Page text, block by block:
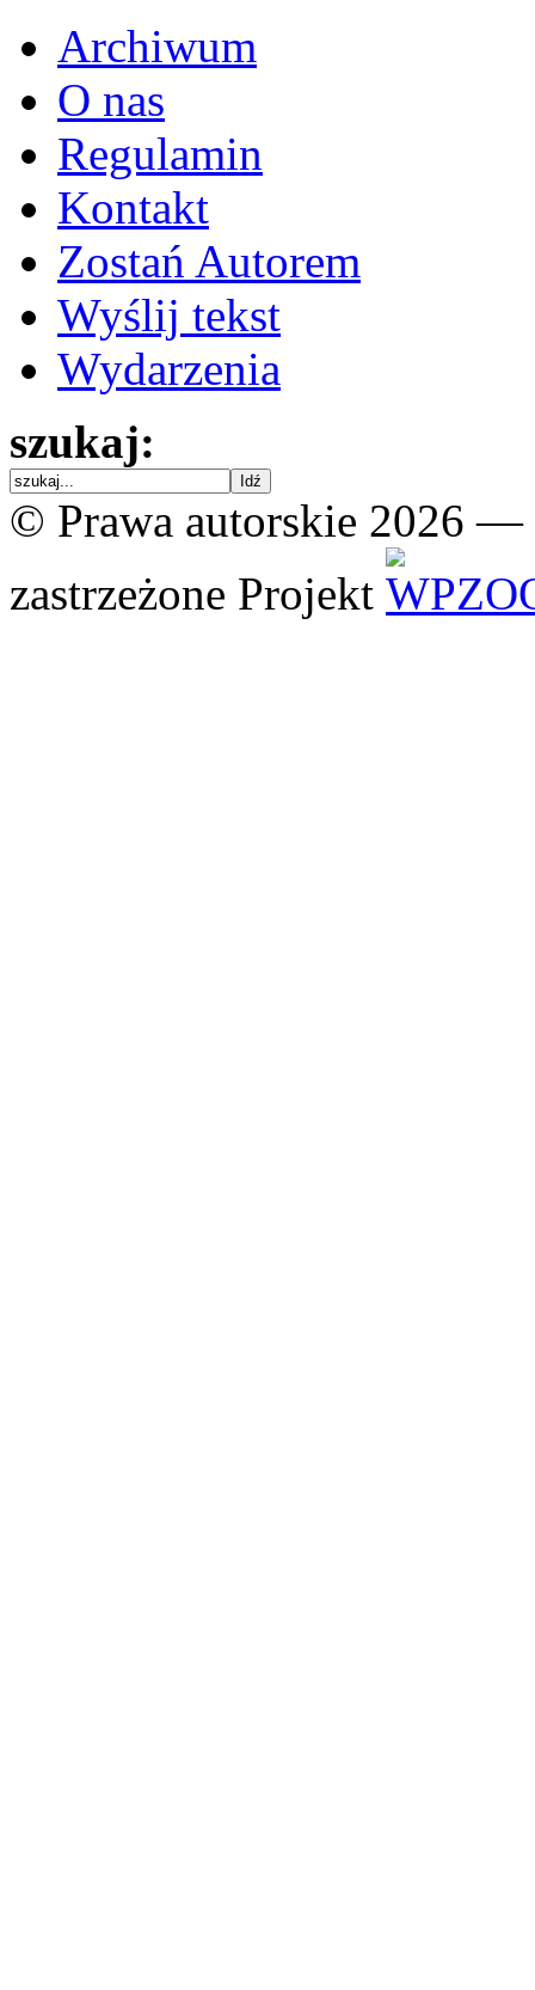
Archiwum
O nas
Regulamin
Kontakt
Zostań Autorem
Wyślij tekst
Wydarzenia
szukaj:
© Prawa autorskie 2026 —
zastrzeżone Projekt